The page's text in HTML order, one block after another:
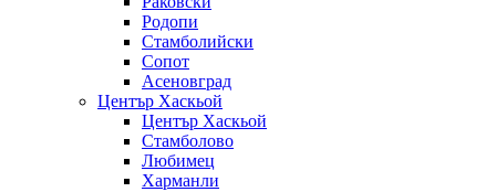
Родопи
Стамболийски
Сопот
Асеновград
Център Хаскьой
Център Хаскьой
Стамболово
Любимец
Харманли